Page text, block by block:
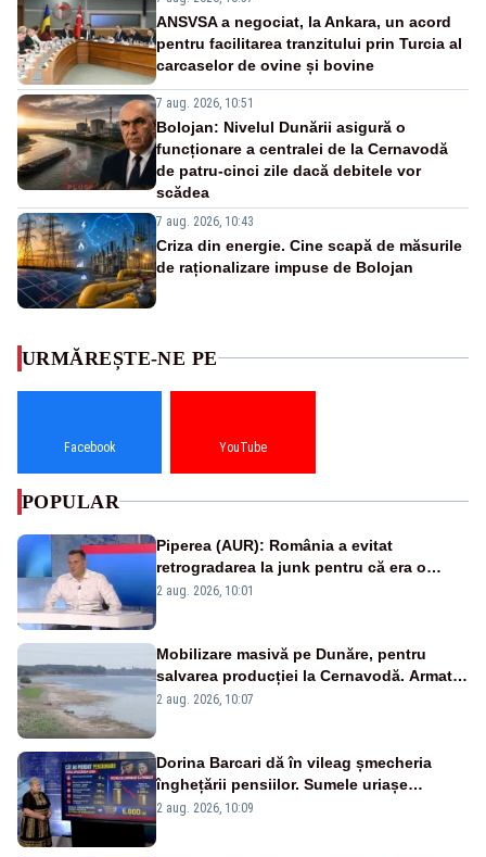
ANSVSA a negociat, la Ankara, un acord
pentru facilitarea tranzitului prin Turcia al
carcaselor de ovine și bovine
7 aug. 2026, 10:51
Bolojan: Nivelul Dunării asigură o
funcționare a centralei de la Cernavodă
de patru-cinci zile dacă debitele vor
scădea
7 aug. 2026, 10:43
Criza din energie. Cine scapă de măsurile
de raționalizare impuse de Bolojan
URMĂREȘTE-NE PE
Facebook YouTube
POPULAR
Piperea (AUR): România a evitat
retrogradarea la junk pentru că era o
catastrofă pentru bănci și fondurile de
2 aug. 2026, 10:01
Mobilizare masivă pe Dunăre, pentru
salvarea producției la Cernavodă. Armata
va detona o stâncă și va devia apa
2 aug. 2026, 10:07
Dorina Barcari dă în vileag șmecheria
înghețării pensiilor. Sumele uriașe
pierdute de fiecare român
2 aug. 2026, 10:09